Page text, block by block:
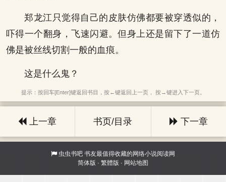
郑龙江只觉得自己的皮肤仿佛都要被穿透似的，
吓得一个翻身，飞速闪避。但身上还是留下了一道仿
佛是被丝线切割一般的血痕。
这是什么鬼？
提示：按回车[Enter]键返回书目，按←键返回上一页， 按→键进入下一页。
上一章 书页/目录 下一章
虫虫书吧 书友最值得收藏的网络小说阅读网
简体版 · 繁體版 · 网站地图